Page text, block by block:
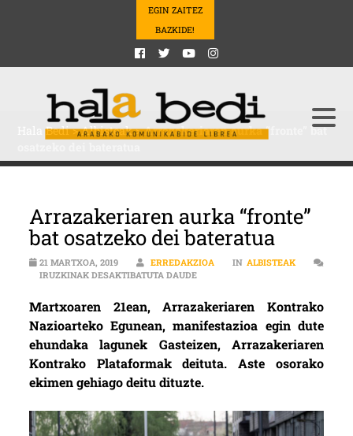
EGIN ZAITEZ
BAZKIDE!
Hala Bedi>Albisteak>Arrazakeriaren aurka “fronte” bat
Arrazakeriaren aurka “fronte”
bat osatzeko dei bateratua
21 MARTXOA, 2019 ERREDAKZIOA IN ALBISTEAK
IRUZKINAK DESAKTIBATUTA DAUDEARRAZAKERIAREN AURKA
Martxoaren 21ean, Arrazakeriaren Kontrako
Nazioarteko Egunean, manifestazioa egin dute
ehundaka lagunek Gasteizen, Arrazakeriaren
Kontrako Plataformak deituta. Aste osorako
ekimen gehiago deitu dituzte.